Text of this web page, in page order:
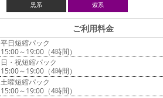
黒系 紫系
ご利用料金
平日短縮パック
15:00～19:00（4時間）
日・祝短縮パック
15:00～19:00（4時間）
土曜短縮パック
15:00～19:00（4時間）